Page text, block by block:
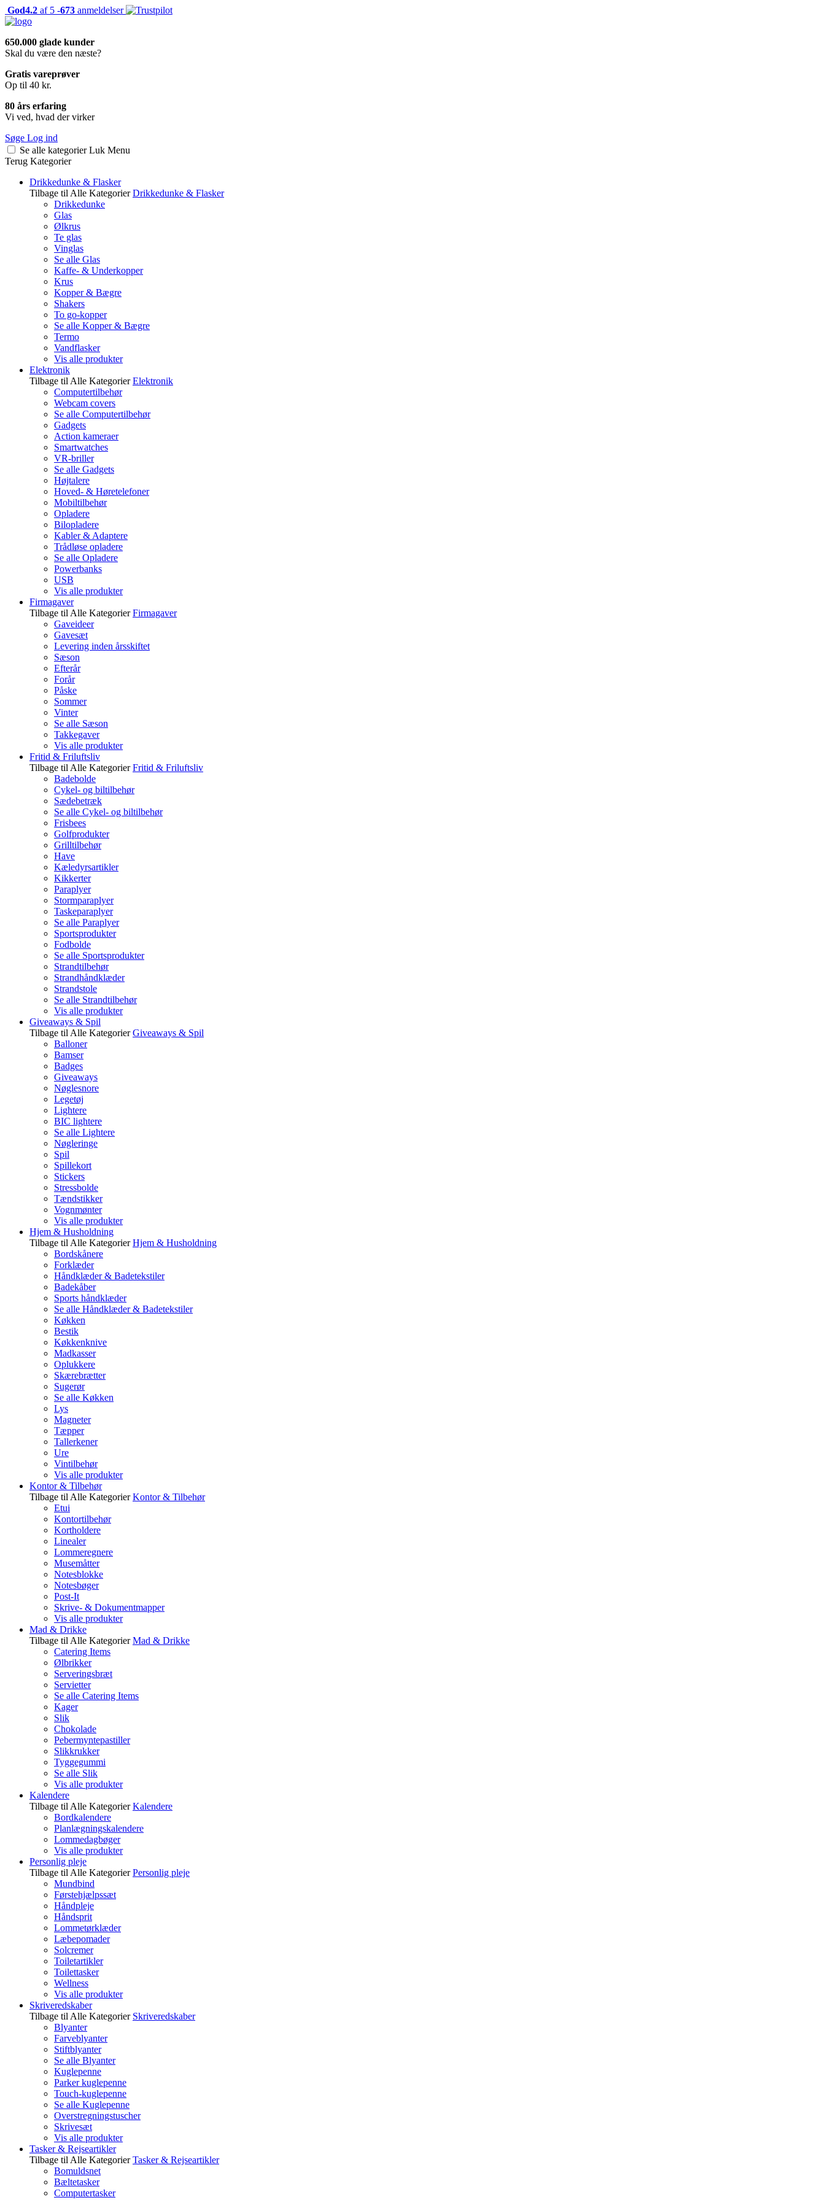
God4.2 af 5 -673 anmeldelser
650.000 glade kunder
Skal du være den næste?
Gratis vareprøver
Op til 40 kr.
80 års erfaring
Vi ved, hvad der virker
Søge Log ind
Se alle kategorier Luk Menu
Terug Kategorier
Drikkedunke & Flasker
Tilbage til Alle Kategorier Drikkedunke & Flasker
Drikkedunke
Glas
Ølkrus
Te glas
Vinglas
Se alle Glas
Kaffe- & Underkopper
Krus
Kopper & Bægre
Shakers
To go-kopper
Se alle Kopper & Bægre
Termo
Vandflasker
Vis alle produkter
Elektronik
Tilbage til Alle Kategorier Elektronik
Computertilbehør
Webcam covers
Se alle Computertilbehør
Gadgets
Action kameraer
Smartwatches
VR-briller
Se alle Gadgets
Højtalere
Hoved- & Høretelefoner
Mobiltilbehør
Opladere
Bilopladere
Kabler & Adaptere
Trådløse opladere
Se alle Opladere
Powerbanks
USB
Vis alle produkter
Firmagaver
Tilbage til Alle Kategorier Firmagaver
Gaveideer
Gavesæt
Levering inden årsskiftet
Sæson
Efterår
Forår
Påske
Sommer
Vinter
Se alle Sæson
Takkegaver
Vis alle produkter
Fritid & Friluftsliv
Tilbage til Alle Kategorier Fritid & Friluftsliv
Badebolde
Cykel- og biltilbehør
Sædebetræk
Se alle Cykel- og biltilbehør
Frisbees
Golfprodukter
Grilltilbehør
Have
Kæledyrsartikler
Kikkerter
Paraplyer
Stormparaplyer
Taskeparaplyer
Se alle Paraplyer
Sportsprodukter
Fodbolde
Se alle Sportsprodukter
Strandtilbehør
Strandhåndklæder
Strandstole
Se alle Strandtilbehør
Vis alle produkter
Giveaways & Spil
Tilbage til Alle Kategorier Giveaways & Spil
Balloner
Bamser
Badges
Giveaways
Nøglesnore
Legetøj
Lightere
BIC lightere
Se alle Lightere
Nøgleringe
Spil
Spillekort
Stickers
Stressbolde
Tændstikker
Vognmønter
Vis alle produkter
Hjem & Husholdning
Tilbage til Alle Kategorier Hjem & Husholdning
Bordskånere
Forklæder
Håndklæder & Badetekstiler
Badekåber
Sports håndklæder
Se alle Håndklæder & Badetekstiler
Køkken
Bestik
Køkkenknive
Madkasser
Oplukkere
Skærebrætter
Sugerør
Se alle Køkken
Lys
Magneter
Tæpper
Tallerkener
Ure
Vintilbehør
Vis alle produkter
Kontor & Tilbehør
Tilbage til Alle Kategorier Kontor & Tilbehør
Etui
Kontortilbehør
Kortholdere
Linealer
Lommeregnere
Musemåtter
Notesblokke
Notesbøger
Post-It
Skrive- & Dokumentmapper
Vis alle produkter
Mad & Drikke
Tilbage til Alle Kategorier Mad & Drikke
Catering Items
Ølbrikker
Serveringsbræt
Servietter
Se alle Catering Items
Kager
Slik
Chokolade
Pebermyntepastiller
Slikkrukker
Tyggegummi
Se alle Slik
Vis alle produkter
Kalendere
Tilbage til Alle Kategorier Kalendere
Bordkalendere
Planlægningskalendere
Lommedagbøger
Vis alle produkter
Personlig pleje
Tilbage til Alle Kategorier Personlig pleje
Mundbind
Førstehjælpssæt
Håndpleje
Håndsprit
Lommetørklæder
Læbepomader
Solcremer
Toiletartikler
Toilettasker
Wellness
Vis alle produkter
Skriveredskaber
Tilbage til Alle Kategorier Skriveredskaber
Blyanter
Farveblyanter
Stiftblyanter
Se alle Blyanter
Kuglepenne
Parker kuglepenne
Touch-kuglepenne
Se alle Kuglepenne
Overstregningstuscher
Skrivesæt
Vis alle produkter
Tasker & Rejseartikler
Tilbage til Alle Kategorier Tasker & Rejseartikler
Bomuldsnet
Bæltetasker
Computertasker